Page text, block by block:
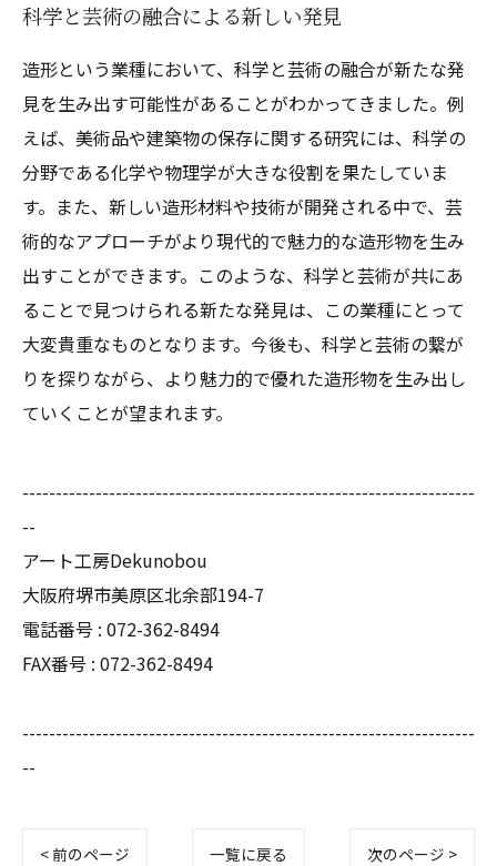
科学と芸術の融合による新しい発見
造形という業種において、科学と芸術の融合が新たな発
見を生み出す可能性があることがわかってきました。例
えば、美術品や建築物の保存に関する研究には、科学の
分野である化学や物理学が大きな役割を果たしていま
す。また、新しい造形材料や技術が開発される中で、芸
術的なアプローチがより現代的で魅力的な造形物を生み
出すことができます。このような、科学と芸術が共にあ
ることで見つけられる新たな発見は、この業種にとって
大変貴重なものとなります。今後も、科学と芸術の繋が
りを探りながら、より魅力的で優れた造形物を生み出し
ていくことが望まれます。
--------------------------------------------------------------------
--
アート工房Dekunobou
大阪府堺市美原区北余部194-7
電話番号 : 072-362-8494
FAX番号 : 072-362-8494
--------------------------------------------------------------------
--
< 前のページ 一覧に戻る 次のページ >